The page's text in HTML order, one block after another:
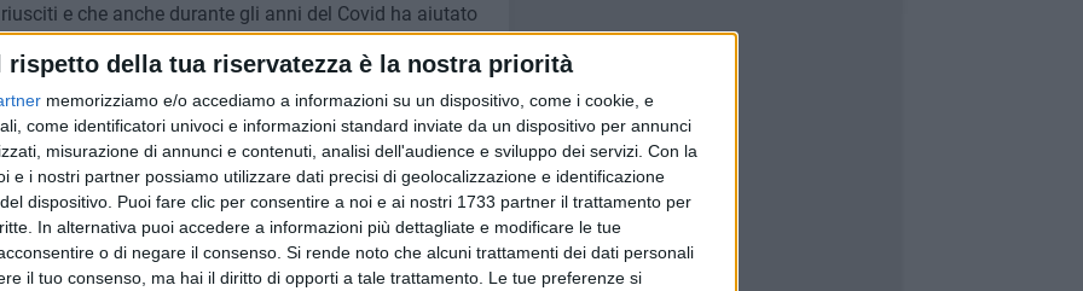
rispetto della tua riservatezza è la nostra priorità
memorizziamo e/o accediamo a informazioni su un dispositivo, come i cookie, e
come identificatori univoci e informazioni standard inviate da un dispositivo per annunci
misurazione di annunci e contenuti, analisi dell'audience e sviluppo dei servizi. Con la
e i nostri partner possiamo utilizzare dati precisi di geolocalizzazione e identificazione
dispositivo. Puoi fare clic per consentire a noi e ai nostri 1733 partner il trattamento per
In alternativa puoi accedere a informazioni più dettagliate e modificare le tue
o di negare il consenso. Si rende noto che alcuni trattamenti dei dati personali
il tuo consenso, ma hai il diritto di opporti a tale trattamento. Le tue preferenze si
e che anche durante gli anni del Covid ha aiutato
o al Bando Nidi, uno dei pochissimi strumenti
"soggetti svantaggiati", che non dispongono cioè di
per accedere a strumenti di finanza agevolata."
di trovarsi in una bellissima e piacevole Regione, è
fertile da un punto di vista agevolativo, poiché
nazionali ed europee. Si pensi alla grande